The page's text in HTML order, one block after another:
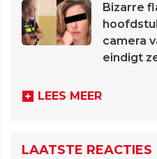
Bizarre
camera
eindigt
LEES MEER
LAATSTE REACTIES